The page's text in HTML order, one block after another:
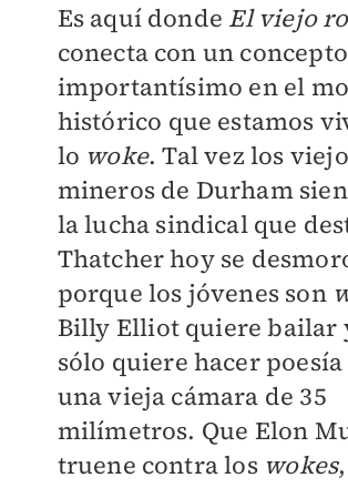
Es aquí donde El viejo
conecta con un concepto
importantísimo en el
histórico que estamos
lo woke. Tal vez los
mineros de Durham
la lucha sindical que
Thatcher hoy se
porque los jóvenes son
Billy Elliot quiere bailar
sólo quiere hacer
una vieja cámara de 35
milímetros. Que Elon
truene contra los wokes